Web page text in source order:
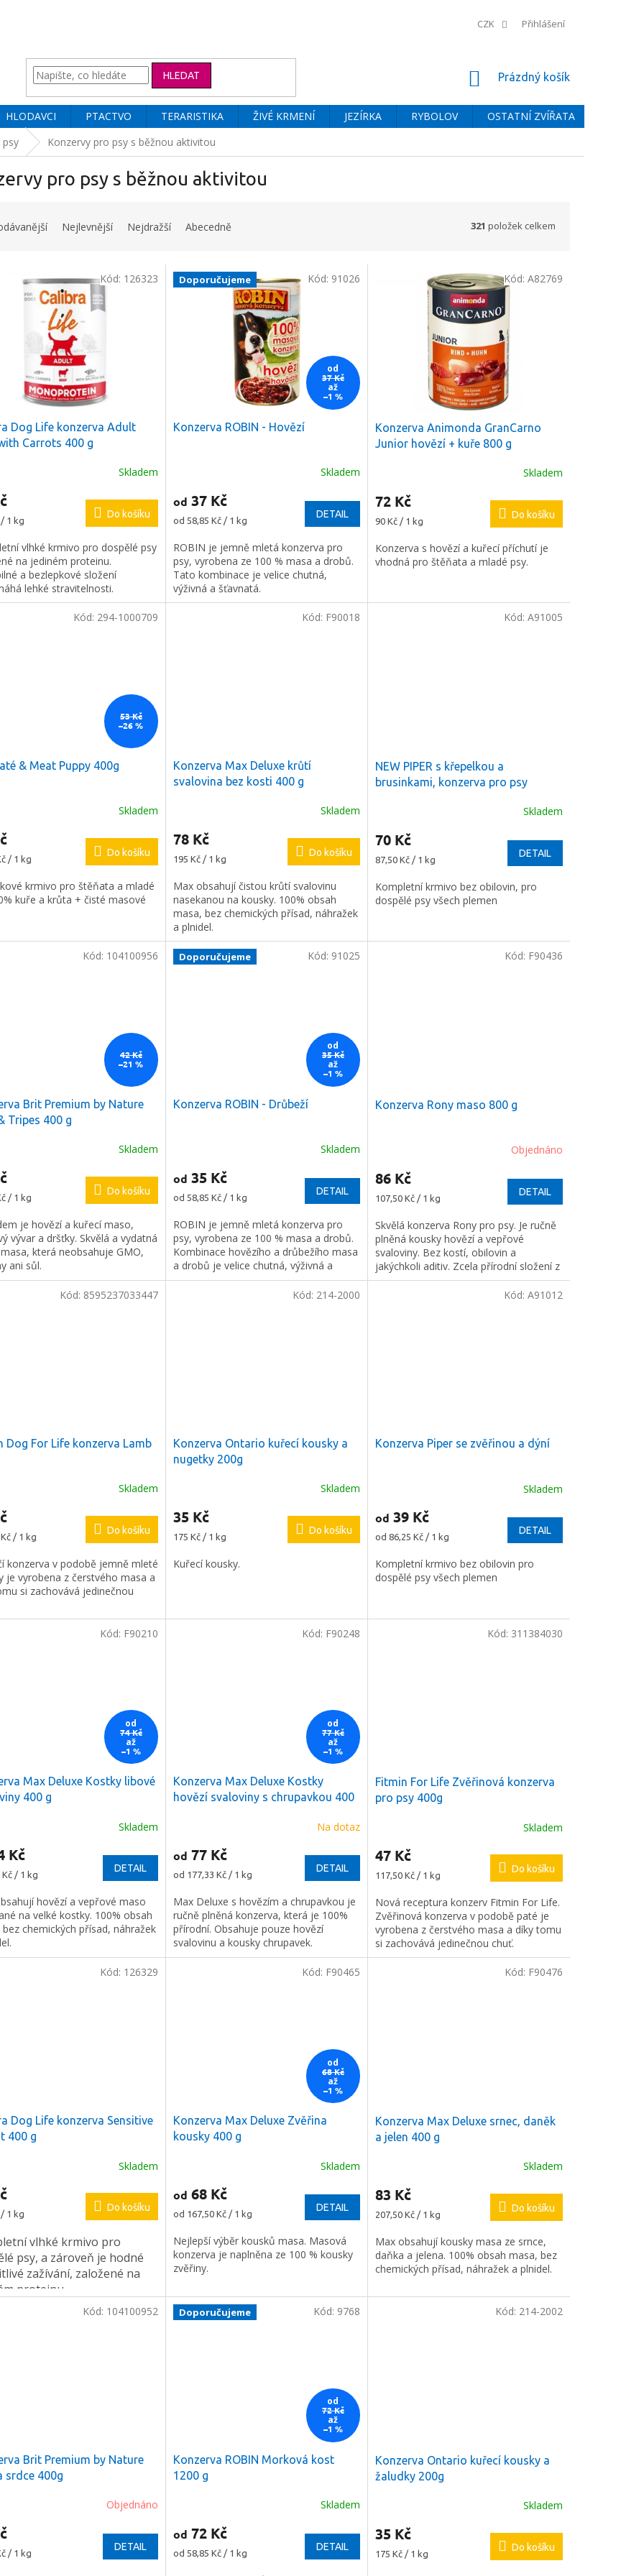
CZK Přihlášení
HLEDAT
NÁKUPNÍ
Prázdný košík
HLODAVCI PTACTVO TERARISTIKA ŽIVÉ KRMENÍ JEZÍRKA RYBOLOV OSTATNÍ ZVÍŘATA
psy Konzervy pro psy s běžnou aktivitou
pro psy s běžnou aktivitou
Nejlevnější Nejdražší Abecedně 321 položek celkem
Dog Life konzerva Adult
Carrots 400 g
Skladem
/ 1 kg
Do košíku
vlhké krmivo pro dospělé psy
na jediném proteinu.
a bezlepkové složení
lehké stravitelnosti.
Kód: 126323 Doporučujeme
od
37 Kč
až
–1 %
Konzerva ROBIN - Hovězí
produktu
5,0
z
5
hvězdiček.
Skladem
od 37 Kč
Měrná
od 58,85 Kč / 1 kg
DETAIL
ROBIN je jemně mletá konzerva pro
psy, vyrobena ze 100 % masa a drobů.
Tato kombinace je velice chutná,
výživná a šťavnatá.
Kód: 91026
Konzerva Animonda GranCarno
Junior hovězí + kuře 800 g
Skladem
72 Kč
Měrná
90 Kč / 1 kg
Do košíku
Konzerva s hovězí a kuřecí příchutí je
vhodná pro štěňata a mladé psy.
Kód: A82769
53 Kč
–26 %
& Meat Puppy 400g
Skladem
/ 1 kg
Do košíku
krmivo pro štěňata a mladé
kuře a krůta + čisté masové
Kód: 294-1000709
Konzerva Max Deluxe krůtí
svalovina bez kosti 400 g
Skladem
78 Kč
Měrná
195 Kč / 1 kg
Do košíku
Max obsahují čistou krůtí svalovinu
nasekanou na kousky. 100% obsah
masa, bez chemických přísad, náhražek
a plnidel.
Kód: F90018
NEW PIPER s křepelkou a
brusinkami, konzerva pro psy
Skladem
70 Kč
Měrná
87,50 Kč / 1 kg
DETAIL
Kompletní krmivo bez obilovin, pro
dospělé psy všech plemen
Kód: A91005
42 Kč
–21 %
Brit Premium by Nature
Tripes 400 g
Skladem
/ 1 kg
Do košíku
je hovězí a kuřecí maso,
vývar a dršťky. Skvělá a vydatná
která neobsahuje GMO,
ani sůl.
Kód: 104100956 Doporučujeme
od
35 Kč
až
–1 %
Konzerva ROBIN - Drůbeží
produktu
5,0
z
5
hvězdiček.
Skladem
od 35 Kč
Měrná
od 58,85 Kč / 1 kg
DETAIL
ROBIN je jemně mletá konzerva pro
psy, vyrobena ze 100 % masa a drobů.
Kombinace hovězího a drůbežího masa
a drobů je velice chutná, výživná a
šťavnatá.
Kód: 91025
Konzerva Rony maso 800 g
Objednáno
86 Kč
Měrná
107,50 Kč / 1 kg
DETAIL
Skvělá konzerva Rony pro psy. Je ručně
plněná kousky hovězí a vepřové
svaloviny. Bez kostí, obilovin a
jakýchkoli aditiv. Zcela přírodní složení z
prvotřídního masa a jeho vývaru.
Kód: F90436
Dog For Life konzerva Lamb
Skladem
/ 1 kg
Do košíku
konzerva v podobě jemně mleté
je vyrobena z čerstvého masa a
si zachovává jedinečnou
Kód: 8595237033447
Konzerva Ontario kuřecí kousky a
nugetky 200g
Skladem
35 Kč
Měrná
175 Kč / 1 kg
Do košíku
Kuřecí kousky.
Kód: 214-2000
Konzerva Piper se zvěřinou a dýní
Skladem
od 39 Kč
Měrná
od 86,25 Kč / 1 kg
DETAIL
Kompletní krmivo bez obilovin pro
dospělé psy všech plemen
Kód: A91012
od
74 Kč
až
–1 %
Max Deluxe Kostky libové
400 g
Skladem
Kč
/ 1 kg
DETAIL
hovězí a vepřové maso
na velké kostky. 100% obsah
chemických přísad, náhražek
Kód: F90210
od
77 Kč
až
–1 %
Konzerva Max Deluxe Kostky
hovězí svaloviny s chrupavkou 400
Na dotaz
od 77 Kč
Měrná
od 177,33 Kč / 1 kg
DETAIL
Max Deluxe s hovězím a chrupavkou je
ručně plněná konzerva, která je 100%
přírodní. Obsahuje pouze hovězí
svalovinu a kousky chrupavek.
Kód: F90248
Fitmin For Life Zvěřinová konzerva
pro psy 400g
Skladem
47 Kč
Měrná
117,50 Kč / 1 kg
Do košíku
Nová receptura konzerv Fitmin For Life.
Zvěřinová konzerva v podobě paté je
vyrobena z čerstvého masa a díky tomu
si zachovává jedinečnou chuť.
Kód: 311384030
Dog Life konzerva Sensitive
400 g
Skladem
/ 1 kg
Do košíku
vlhké krmivo pro
psy, a zároveň je hodné
zažívání, založené na
proteinu.
Kód: 126329
od
68 Kč
až
–1 %
Konzerva Max Deluxe Zvěřina
kousky 400 g
Skladem
od 68 Kč
Měrná
od 167,50 Kč / 1 kg
DETAIL
Nejlepší výběr kousků masa. Masová
konzerva je naplněna ze 100 % kousky
zvěřiny.
Kód: F90465
Konzerva Max Deluxe srnec, daněk
a jelen 400 g
Skladem
83 Kč
Měrná
207,50 Kč / 1 kg
Do košíku
Max obsahují kousky masa ze srnce,
daňka a jelena. 100% obsah masa, bez
chemických přísad, náhražek a plnidel.
Kód: F90476
Brit Premium by Nature
srdce 400g
Objednáno
/ 1 kg
DETAIL
Kód: 104100952 Doporučujeme
od
72 Kč
až
–1 %
Konzerva ROBIN Morková kost
1200 g
Skladem
od 72 Kč
Měrná
od 58,85 Kč / 1 kg
DETAIL
Kód: 9768
Konzerva Ontario kuřecí kousky a
žaludky 200g
Skladem
35 Kč
Měrná
175 Kč / 1 kg
Do košíku
Kód: 214-2002
nákup
registrovat